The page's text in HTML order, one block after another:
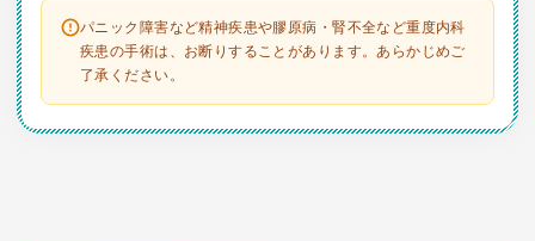
パニック障害など精神疾患や膠原病・腎不全など重度内科
疾患の手術は、お断りすることがあります。あらかじめご
了承ください。